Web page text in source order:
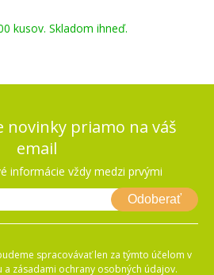
kusov. Skladom ihneď.
novinky priamo na váš
email
informácie vždy medzi prvými
Odoberať
spracovávať len za týmto účelom v
zásadami ochrany osobných údajov.